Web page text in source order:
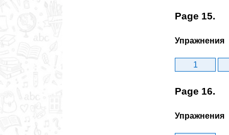
Page 15.
Упражнения
1
Page 16.
Упражнения